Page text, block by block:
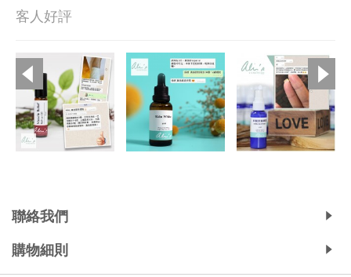
客人好評
聯絡我們
購物細則